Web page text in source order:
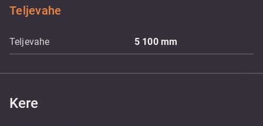
Teljevahe
Teljevahe 5 100 mm
Kere